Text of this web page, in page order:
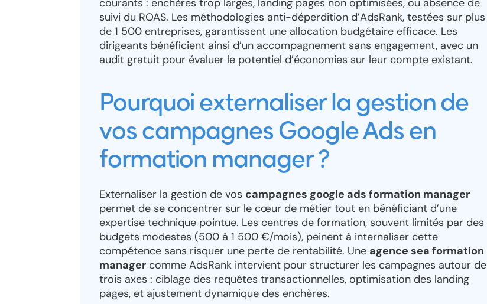
courants : enchères trop larges, landing pages non optimisées, ou absence de
suivi du ROAS. Les méthodologies anti-déperdition d’AdsRank, testées sur plus
de 1 500 entreprises, garantissent une allocation budgétaire efficace. Les
dirigeants bénéficient ainsi d’un accompagnement sans engagement, avec un
audit gratuit pour évaluer le potentiel d’économies sur leur compte existant.
Pourquoi externaliser la gestion de
vos campagnes Google Ads en
formation manager ?
Externaliser la gestion de vos campagnes google ads formation manager
permet de se concentrer sur le cœur de métier tout en bénéficiant d’une
expertise technique pointue. Les centres de formation, souvent limités par des
budgets modestes (500 à 1 500 €/mois), peinent à internaliser cette
compétence sans risquer une perte de rentabilité. Une agence sea formation
manager comme AdsRank intervient pour structurer les campagnes autour de
trois axes : ciblage des requêtes transactionnelles, optimisation des landing
pages, et ajustement dynamique des enchères.